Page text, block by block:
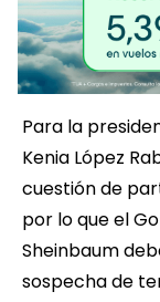
Para la
Kenia López
cuestión de
por lo que el
Sheinbaum
sospecha de